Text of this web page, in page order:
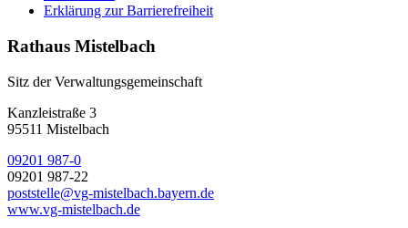
Erklärung zur Barrierefreiheit
Rathaus Mistelbach
Sitz der Verwaltungsgemeinschaft
Kanzleistraße 3
95511 Mistelbach
09201 987-0
09201 987-22
poststelle@vg-mistelbach.bayern.de
www.vg-mistelbach.de